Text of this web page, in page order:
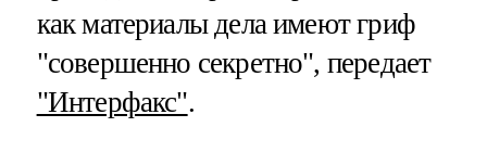
как материалы дела имеют гриф
"совершенно секретно", передает
"Интерфакс".